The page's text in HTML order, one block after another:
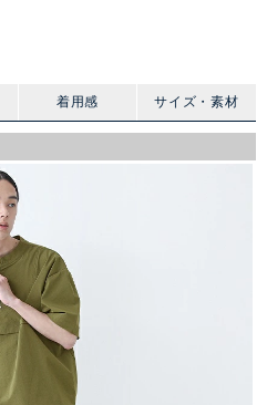
着用感 サイズ・素材